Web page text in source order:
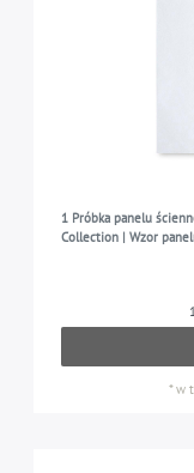
1 Próbka panelu
Collection | Wzor
1
*w